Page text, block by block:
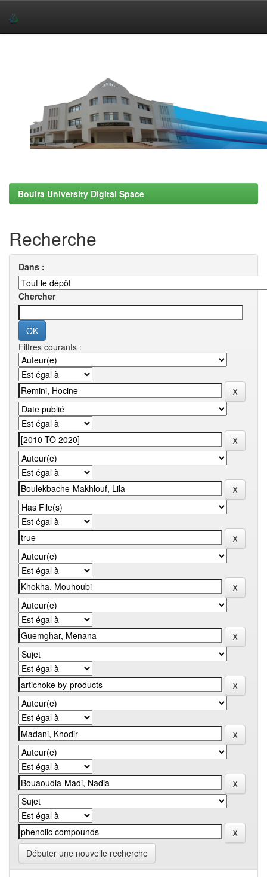
Bouira University Digital Space
Recherche
Dans :
Chercher
Filtres courants :
Débuter une nouvelle recherche